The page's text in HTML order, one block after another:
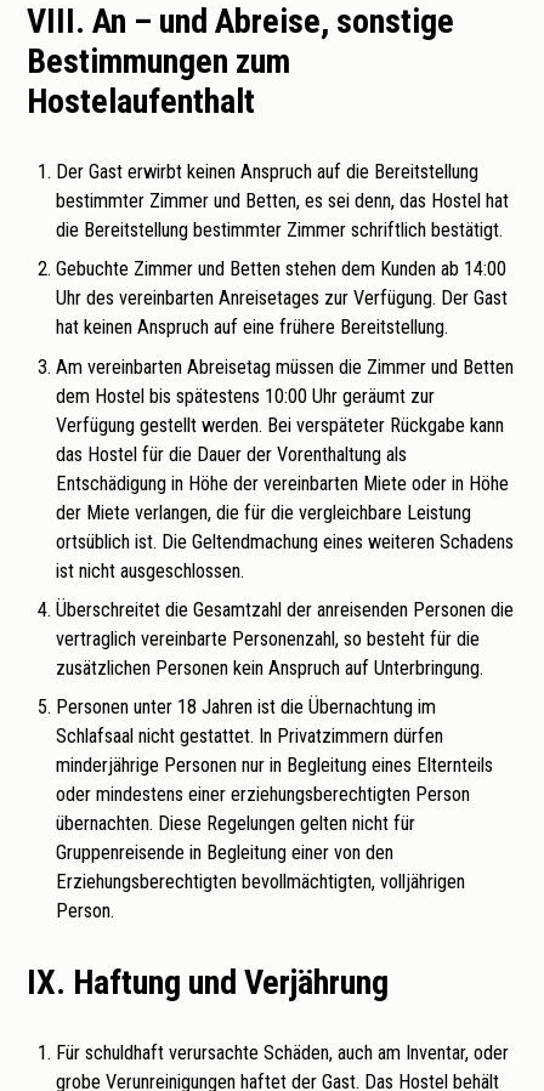
VIII. An – und Abreise, sonstige
Bestimmungen zum
Hostelaufenthalt
Der Gast erwirbt keinen Anspruch auf die Bereitstellung
bestimmter Zimmer und Betten, es sei denn, das Hostel hat
die Bereitstellung bestimmter Zimmer schriftlich bestätigt.
Gebuchte Zimmer und Betten stehen dem Kunden ab 14:00
Uhr des vereinbarten Anreisetages zur Verfügung. Der Gast
hat keinen Anspruch auf eine frühere Bereitstellung.
Am vereinbarten Abreisetag müssen die Zimmer und Betten
dem Hostel bis spätestens 10:00 Uhr geräumt zur
Verfügung gestellt werden. Bei verspäteter Rückgabe kann
das Hostel für die Dauer der Vorenthaltung als
Entschädigung in Höhe der vereinbarten Miete oder in Höhe
der Miete verlangen, die für die vergleichbare Leistung
ortsüblich ist. Die Geltendmachung eines weiteren Schadens
ist nicht ausgeschlossen.
Überschreitet die Gesamtzahl der anreisenden Personen die
vertraglich vereinbarte Personenzahl, so besteht für die
zusätzlichen Personen kein Anspruch auf Unterbringung.
Personen unter 18 Jahren ist die Übernachtung im
Schlafsaal nicht gestattet. In Privatzimmern dürfen
minderjährige Personen nur in Begleitung eines Elternteils
oder mindestens einer erziehungsberechtigten Person
übernachten. Diese Regelungen gelten nicht für
Gruppenreisende in Begleitung einer von den
Erziehungsberechtigten bevollmächtigten, volljährigen
Person.
IX. Haftung und Verjährung
Für schuldhaft verursachte Schäden, auch am Inventar, oder
grobe Verunreinigungen haftet der Gast. Das Hostel behält